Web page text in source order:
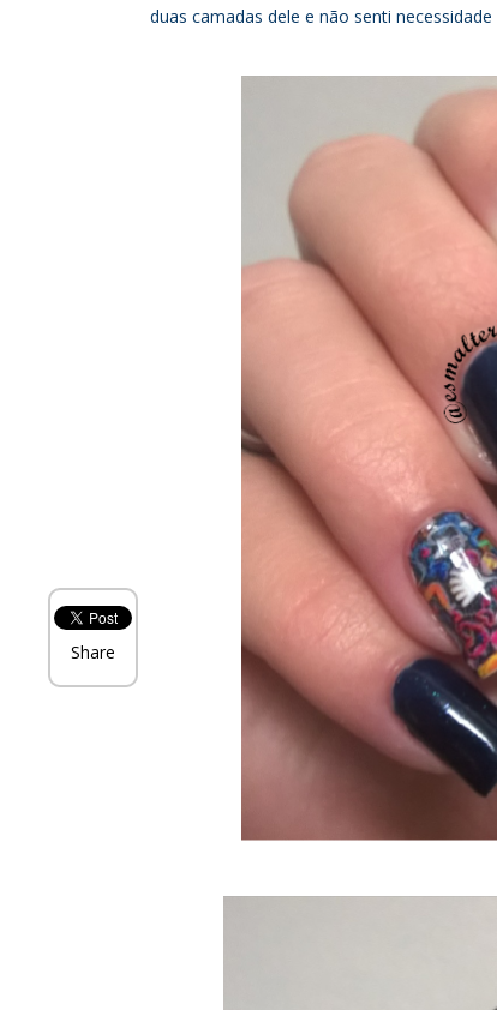
duas camadas dele e não senti
Share